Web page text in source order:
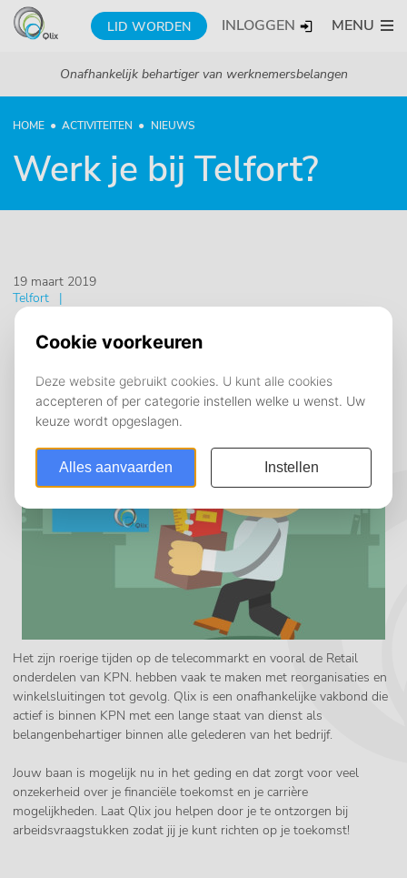
LID WORDEN INLOGGEN MENU
Onafhankelijk behartiger van werknemersbelangen
HOME ACTIVITEITEN NIEUWS
Werk je bij Telfort?
19 maart 2019
Telfort
Het zijn roerige tijden op de telecommarkt en vooral de Retail
onderdelen van KPN. hebben vaak te maken met reorganisaties en
winkelsluitingen tot gevolg. Qlix is een onafhankelijke vakbond die
actief is binnen KPN met een lange staat van dienst als
belangenbehartiger binnen alle gelederen van het bedrijf.
Jouw baan is mogelijk nu in het geding en dat zorgt voor veel
onzekerheid over je financiële toekomst en je carrière
mogelijkheden. Laat Qlix jou helpen door je te ontzorgen bij
arbeidsvraagstukken zodat jij je kunt richten op je toekomst!